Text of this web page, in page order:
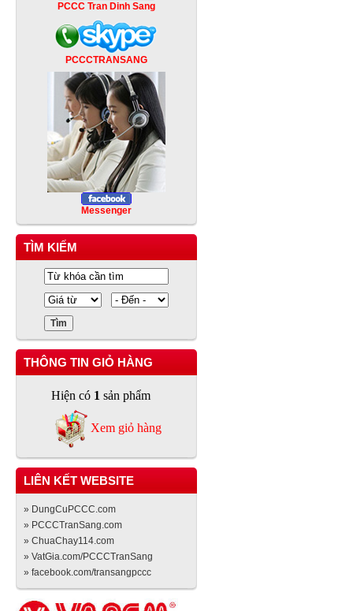
PCCC Tran Dinh Sang
PCCCTRANSANG
Messenger
TÌM KIẾM
THÔNG TIN GIỎ HÀNG
Hiện có 1 sản phẩm
Xem giỏ hàng
LIÊN KẾT WEBSITE
» DungCuPCCC.com
» PCCCTranSang.com
» ChuaChay114.com
» VatGia.com/PCCCTranSang
» facebook.com/transangpccc